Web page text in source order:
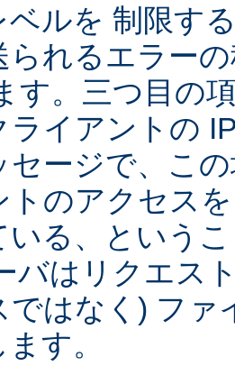
ベルを 制限す
られるエラー
す。三つ目の
ライアントの
セージで、こ
トのアクセス
いる、という
バはリクエス
ではなく) ファ
す。